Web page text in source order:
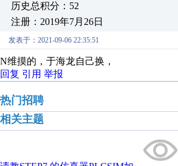
历史总积分：52
注册：2019年7月26日
发表于：2021-09-06 22:35:51
N维摸的，于海龙自己换，
回复 引用 举报
热门招聘
相关主题